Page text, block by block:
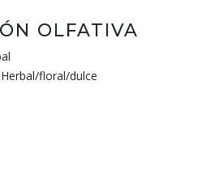
OLFATIVA
Herbal/floral/dulce